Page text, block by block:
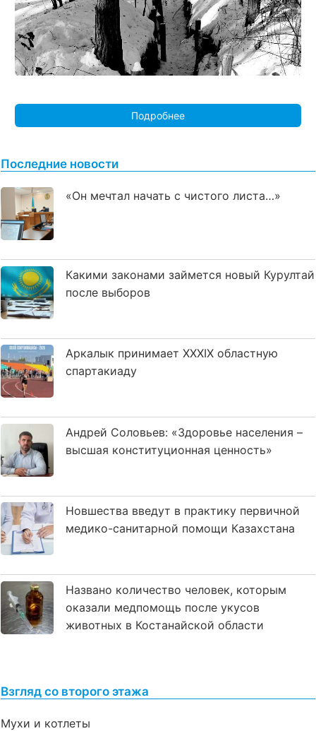
Подробнее
Последние новости
«Он мечтал начать с чистого листа…»
Какими законами займется новый Курултай
после выборов
Аркалык принимает XXXIX областную
спартакиаду
Андрей Соловьев: «Здоровье населения –
высшая конституционная ценность»
Новшества введут в практику первичной
медико-санитарной помощи Казахстана
Названо количество человек, которым
оказали медпомощь после укусов
животных в Костанайской области
Взгляд со второго этажа
Мухи и котлеты